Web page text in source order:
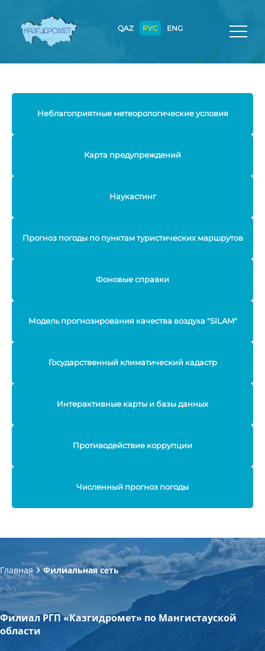
QAZ РУС ENG
Неблагоприятные метеорологические условия
Карта предупреждений
Наукастинг
Прогноз погоды по пунктам туристических маршрутов
Фоновые справки
Модель прогнозирования качества воздуха "SILAM"
Государственный климатический кадастр
Интерактивные карты и базы данных
Противодействие коррупции
Численный прогноз погоды
Главная Филиальная сеть
Филиал РГП «Казгидромет» по Мангистауской
области